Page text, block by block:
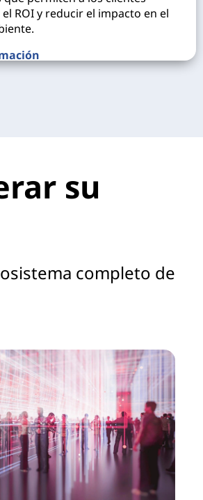
ROI y reducir el impacto en el
su
completo de